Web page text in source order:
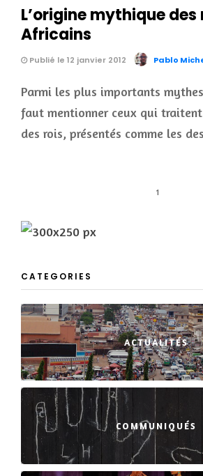
L’origine mythique des
Africains
Publié le 12 janvier 2012 Pablo
Parmi les plus importants
faut mentionner ceux qui
des rois, présentés comme les
1
CATEGORIES
ACTUALITÉS
COMMUNIQUÉS